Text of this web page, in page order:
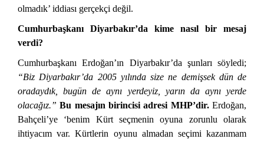
olmadık’ iddiası gerçekçi değil.
Cumhurbaşkanı Diyarbakır’da kime nasıl bir mesaj
verdi?
Cumhurbaşkanı Erdoğan’ın Diyarbakır’da şunları söyledi;
“Biz Diyarbakır’da 2005 yılında size ne demişsek dün de
oradaydık, bugün de aynı yerdeyiz, yarın da aynı yerde
olacağız.”Bu mesajın birincisi adresi MHP’dir.Erdoğan,
Bahçeli’ye ‘benim Kürt seçmenin oyuna zorunlu olarak
ihtiyacım var. Kürtlerin oyunu almadan seçimi kazanmam